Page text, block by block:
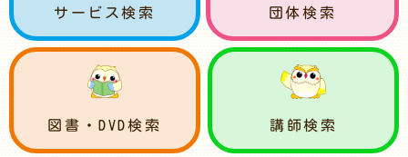
サービス検索 団体検索
図書・DVD検索 講師検索